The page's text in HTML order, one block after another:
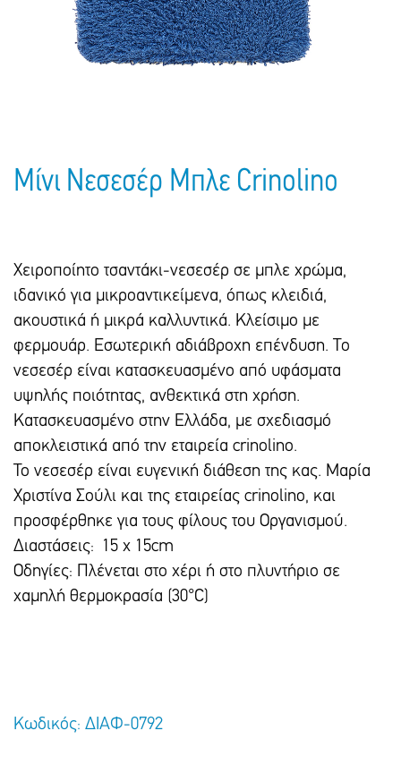
Πακέτα Δώρων
Σακούλες
Τσάντες - Ποδιές - Ομπρέλες
Παιδικό Πάρτι
Ημερολόγια - Ατζέντες
Γραφική Ύλη
Μίνι Νεσεσέρ Μπλε Crinolino
Χειροποίητο τσαντάκι-νεσεσέρ σε μπλε χρώμα,
ιδανικό για μικροαντικείμενα, όπως κλειδιά,
ακουστικά ή μικρά καλλυντικά. Κλείσιμο με
φερμουάρ. Εσωτερική αδιάβροχη επένδυση. Το
νεσεσέρ είναι κατασκευασμένο από υφάσματα
υψηλής ποιότητας, ανθεκτικά στη χρήση.
Κατασκευασμένο στην Ελλάδα, με σχεδιασμό
αποκλειστικά από την εταιρεία crinolino.
To νεσεσέρ είναι ευγενική διάθεση της κας. Μαρία
Χριστίνα Σούλι και της εταιρείας crinolino, και
προσφέρθηκε για τους φίλους του Οργανισμού.
Διαστάσεις: 15 x 15cm
Οδηγίες: Πλένεται στο χέρι ή στο πλυντήριο σε
χαμηλή θερμοκρασία (30°C)
Κωδικός: ΔΙΑΦ-0792